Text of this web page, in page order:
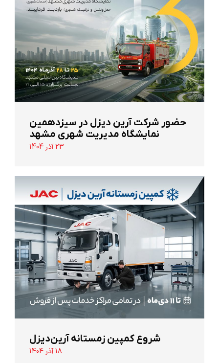
حضور شرکت آرین ‌دیزل در سیزدهمین
نمایشگاه مدیریت شهری مشهد
23 آذر 1404
شروع کمپین زمستانه آرین‌دیزل
18 آذر 1404